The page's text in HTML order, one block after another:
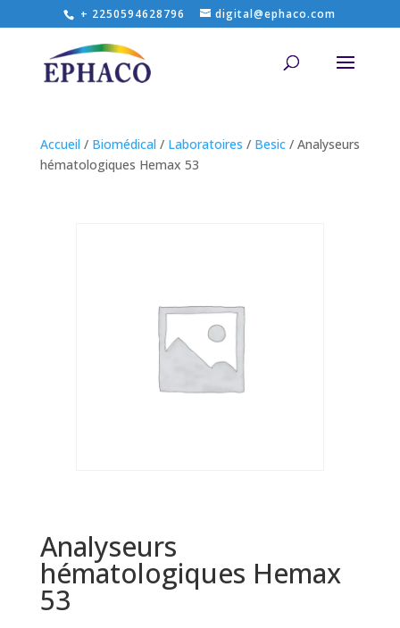
+ 2250594628796 digital@ephaco.com
Accueil / Biomédical / Laboratoires / Besic/ Analyseurs
hématologiques Hemax 53
Analyseurs
hématologiques Hemax
53